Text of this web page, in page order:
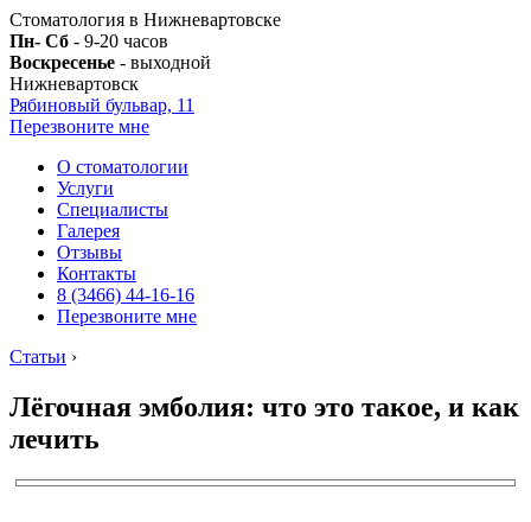
Стоматология в Нижневартовске
Пн- Сб - 9-20 часов
Воскресенье - выходной
Нижневартовск
Рябиновый бульвар, 11
Перезвоните мне
О стоматологии
Услуги
Специалисты
Галерея
Отзывы
Контакты
8 (3466) 44-16-16
Перезвоните мне
Статьи ›
Лёгочная эмболия: что это такое, и как
лечить